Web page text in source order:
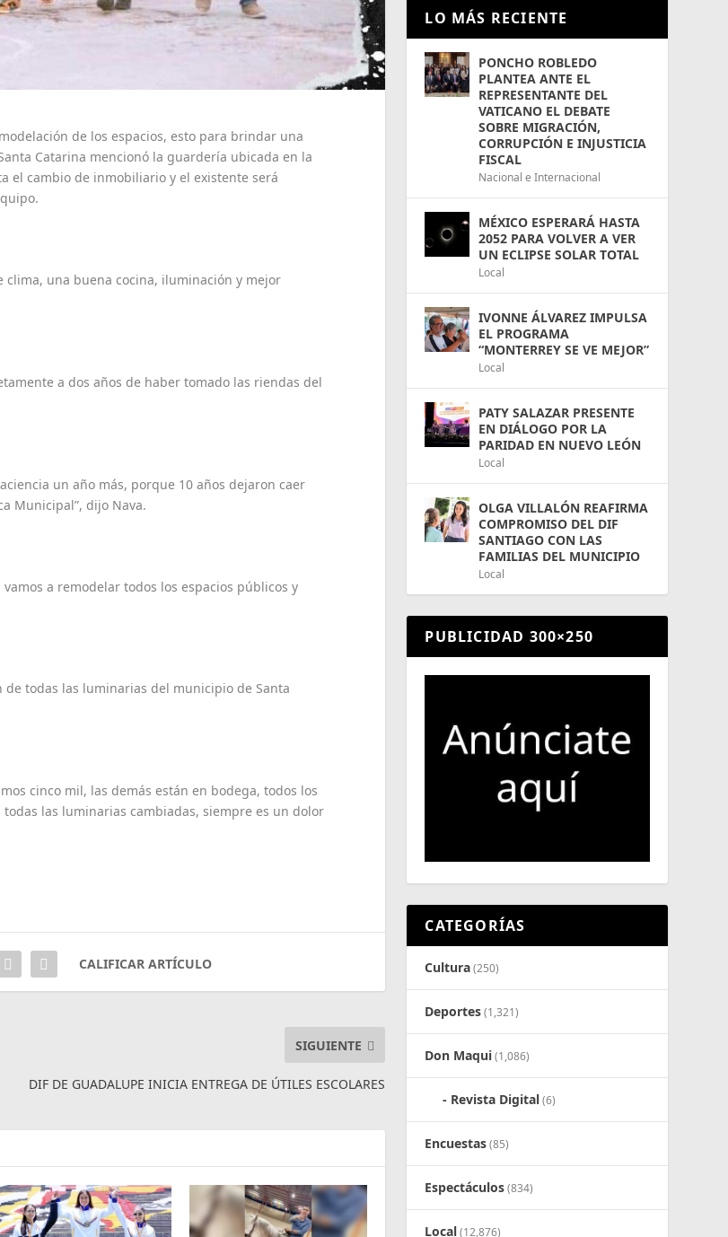
de los espacios, esto para brindar una
Catarina mencionó la guardería ubicada en la
el cambio de inmobiliario y el existente será
clima, una buena cocina, iluminación y mejor
a dos años de haber tomado las riendas del
un año más, porque 10 años dejaron caer
Municipal”, dijo Nava.
a remodelar todos los espacios públicos y
todas las luminarias del municipio de Santa
cinco mil, las demás están en bodega, todos los
las luminarias cambiadas, siempre es un dolor
CALIFICAR ARTÍCULO
SIGUIENTE
DIF DE GUADALUPE INICIA ENTREGA DE ÚTILES ESCOLARES
LO MÁS RECIENTE
PONCHO ROBLEDO
PLANTEA ANTE EL
REPRESENTANTE DEL
VATICANO EL DEBATE
SOBRE MIGRACIÓN,
CORRUPCIÓN E INJUSTICIA
FISCAL
Nacional e Internacional
MÉXICO ESPERARÁ HASTA
2052 PARA VOLVER A VER
UN ECLIPSE SOLAR TOTAL
Local
IVONNE ÁLVAREZ IMPULSA
EL PROGRAMA
“MONTERREY SE VE MEJOR”
Local
PATY SALAZAR PRESENTE
EN DIÁLOGO POR LA
PARIDAD EN NUEVO LEÓN
Local
OLGA VILLALÓN REAFIRMA
COMPROMISO DEL DIF
SANTIAGO CON LAS
FAMILIAS DEL MUNICIPIO
Local
PUBLICIDAD 300×250
CATEGORÍAS
Cultura(250)
Deportes(1,321)
Don Maqui(1,086)
Revista Digital(6)
Encuestas(85)
Espectáculos(834)
Local(12,876)